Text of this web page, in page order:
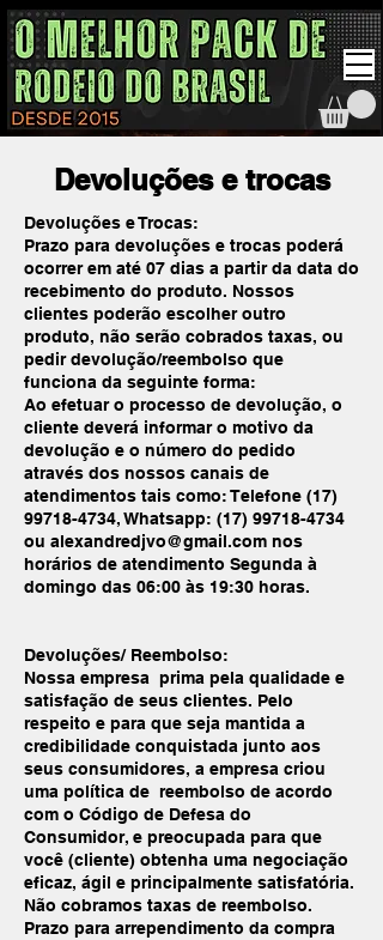
Devoluções e trocas
Devoluções e Trocas:
Prazo para devoluções e trocas poderá
ocorrer em até 07 dias a partir da data do
recebimento do produto. Nossos
clientes poderão escolher outro
produto, não serão cobrados taxas, ou
pedir devolução/reembolso que
funciona da seguinte forma:
Ao efetuar o processo de devolução, o
cliente deverá informar o motivo da
devolução e o número do pedido
através dos nossos canais de
atendimentos tais como: Telefone (17)
99718-4734, Whatsapp: (17) 99718-4734
ou alexandredjvo@gmail.com nos
horários de atendimento Segunda à
domingo das 06:00 às 19:30 horas.
Devoluções/ Reembolso:
Nossa empresa prima pela qualidade e
satisfação de seus clientes. Pelo
respeito e para que seja mantida a
credibilidade conquistada junto aos
seus consumidores, a empresa criou
uma política de reembolso de acordo
com o Código de Defesa do
Consumidor, e preocupada para que
você (cliente) obtenha uma negociação
eficaz, ágil e principalmente satisfatória.
Não cobramos taxas de reembolso.
Prazo para arrependimento da compra